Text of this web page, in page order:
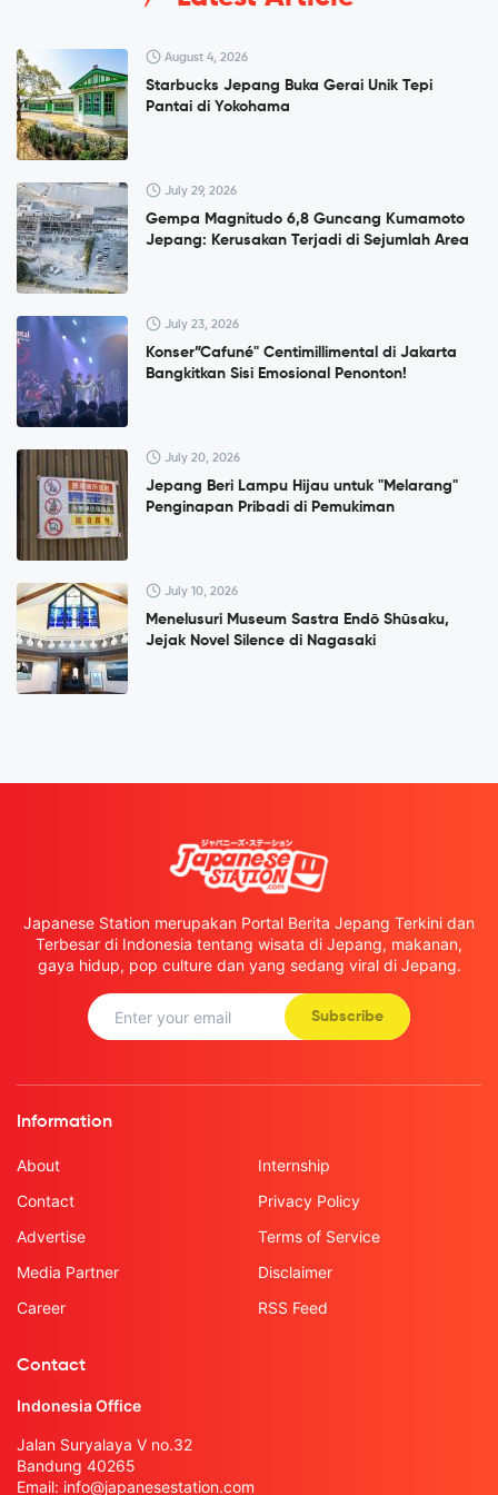
August 4, 2026
Starbucks Jepang Buka Gerai Unik Tepi
Pantai di Yokohama
July 29, 2026
Gempa Magnitudo 6,8 Guncang Kumamoto
Jepang: Kerusakan Terjadi di Sejumlah Area
July 23, 2026
Konser”Cafuné" Centimillimental di Jakarta
Bangkitkan Sisi Emosional Penonton!
July 20, 2026
Jepang Beri Lampu Hijau untuk "Melarang"
Penginapan Pribadi di Pemukiman
July 10, 2026
Menelusuri Museum Sastra Endō Shūsaku,
Jejak Novel Silence di Nagasaki
Japanese Station merupakan Portal Berita Jepang Terkini dan
Terbesar di Indonesia tentang wisata di Jepang, makanan,
gaya hidup, pop culture dan yang sedang viral di Jepang.
Subscribe
Information
About
Contact
Advertise
Media Partner
Career
Internship
Privacy Policy
Terms of Service
Disclaimer
RSS Feed
Contact
Indonesia Office
Jalan Suryalaya V no.32
Bandung 40265
Email: info@japanesestation.com